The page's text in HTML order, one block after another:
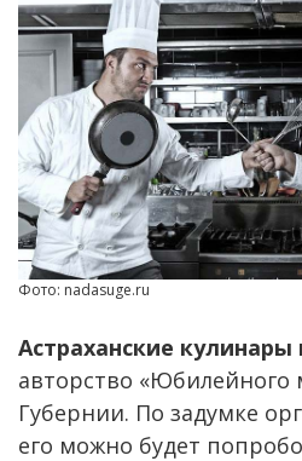
Фото: nadasuge.ru
Астраханские кулинары
авторство «Юбилейного
Губернии. По задумке
его можно будет